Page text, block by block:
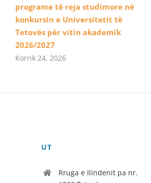
programe të reja studimore në
konkursin e Universitetit të
Tetovës për vitin akademik
2026/2027
Korrik 24, 2026
UT
Rruga e Ilindenit pa nr.